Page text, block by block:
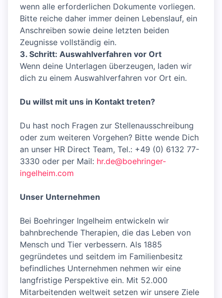
wenn alle erforderlichen Dokumente vorliegen.
Bitte reiche daher immer deinen Lebenslauf, ein
Anschreiben sowie deine letzten beiden
Zeugnisse vollständig ein.
3. Schritt: Auswahlverfahren vor Ort
Wenn deine Unterlagen überzeugen, laden wir
dich zu einem Auswahlverfahren vor Ort ein.
Du willst mit uns in Kontakt treten?
Du hast noch Fragen zur Stellenausschreibung
oder zum weiteren Vorgehen? Bitte wende Dich
an unser HR Direct Team, Tel.: +49 (0) 6132 77-
3330 oder per Mail: hr.de@boehringer-
ingelheim.com
Unser Unternehmen
Bei Boehringer Ingelheim entwickeln wir
bahnbrechende Therapien, die das Leben von
Mensch und Tier verbessern. Als 1885
gegründetes und seitdem im Familienbesitz
befindliches Unternehmen nehmen wir eine
langfristige Perspektive ein. Mit 52.000
Mitarbeitenden weltweit setzen wir unsere Ziele